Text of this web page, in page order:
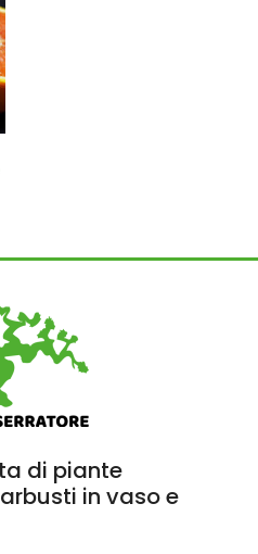
di piante
in vaso e